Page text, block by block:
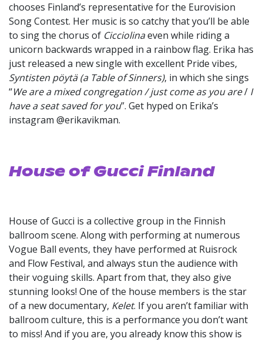
chooses Finland’s representative for the Eurovision
Song Contest. Her music is so catchy that you’ll be able
to sing the chorus of Cicciolinaeven while riding a
unicorn backwards wrapped in a rainbow flag. Erika has
just released a new single with excellent Pride vibes,
Syntisten pöytä (a Table of Sinners), in which she sings
“We are a mixed congregation / just come as you are/ I
have a seat saved for you”. Get hyped on Erika’s
instagram @erikavikman.
House of Gucci Finland
House of Gucci is a collective group in the Finnish
ballroom scene. Along with performing at numerous
Vogue Ball events, they have performed at Ruisrock
and Flow Festival, and always stun the audience with
their voguing skills. Apart from that, they also give
stunning looks! One of the house members is the star
of a new documentary, Kelet. If you aren’t familiar with
ballroom culture, this is a performance you don’t want
to miss! And if you are, you already know this show is